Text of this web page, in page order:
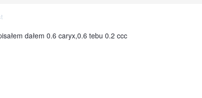
dałem 0.6 caryx,0.6 tebu 0.2 ccc